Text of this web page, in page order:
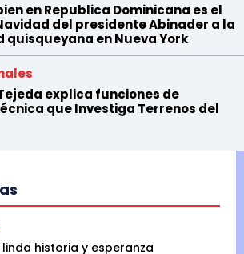
en Republica Dominicana es el
del presidente Abinader a la
quisqueyana en Nueva York
explica funciones de
que Investiga Terrenos del
historia y esperanza